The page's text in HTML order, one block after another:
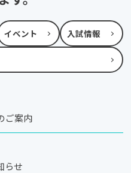
イベント 入試情報
ご案内
らせ